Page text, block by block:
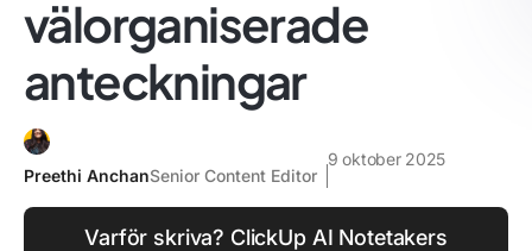
välorganiserade
anteckningar
Preethi AnchanSenior Content Editor
9 oktober 2025
Varför skriva? ClickUp AI Notetakers